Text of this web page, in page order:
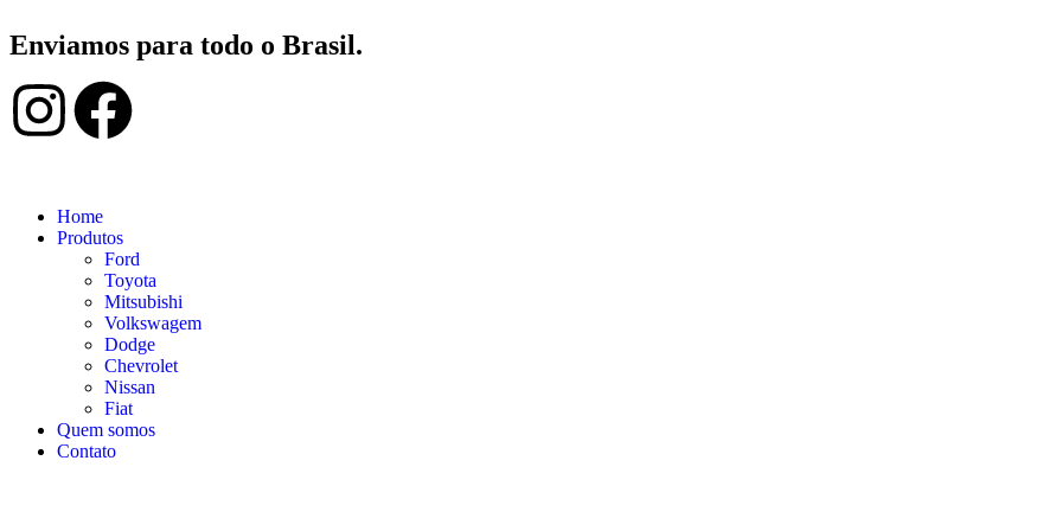
Enviamos para todo o Brasil.
Home
Produtos
Ford
Toyota
Mitsubishi
Volkswagem
Dodge
Chevrolet
Nissan
Fiat
Quem somos
Contato